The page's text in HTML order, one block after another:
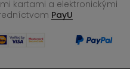
kartami a elektronickými
PayU